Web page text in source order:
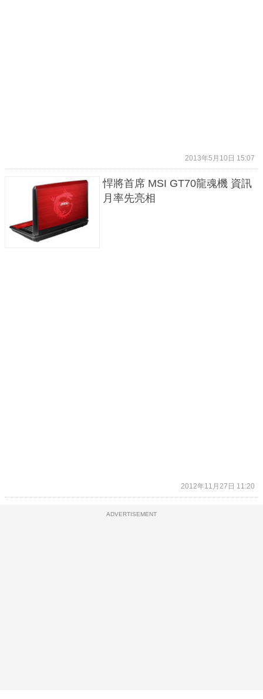
2013年5月10日 15:07
悍將首席 MSI GT70龍魂機 資訊
月率先亮相
2012年11月27日 11:20
ADVERTISEMENT